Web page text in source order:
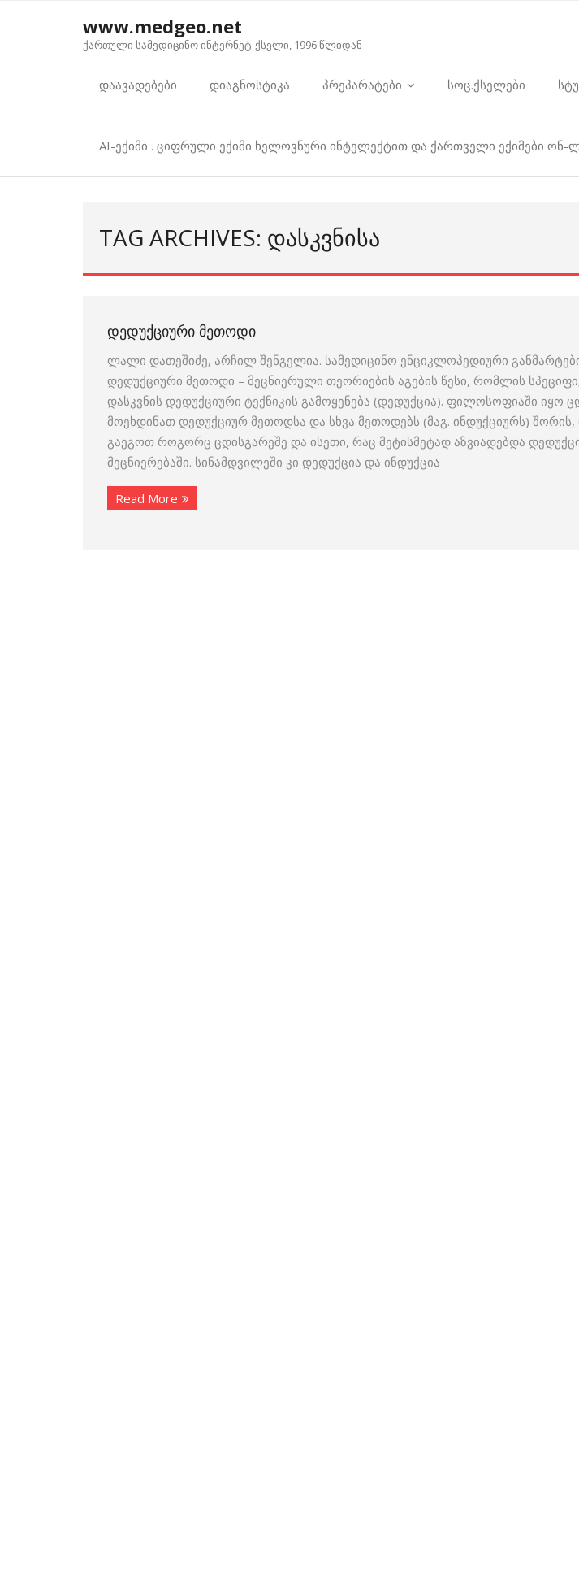
www.medgeo.net
ქართული სამედიცინო ინტერნეტ-ქსელი, 1996 წლიდან
დაავადებები დიაგნოსტიკა პრეპარატები სოც.ქსელები
AI-ექიმი . ციფრული ექიმი ხელოვნური ინტელექტით და ქართველი ექიმები ონ-
TAG ARCHIVES: ᲓᲐᲡᲙᲕᲜᲘᲡᲐ
ᲓᲔᲓᲣᲥᲪᲘᲣᲠᲘ ᲛᲔᲗᲝᲓᲘ
ლალი დათეშიძე, არჩილ შენგელია. სამედიცინო ენციკლოპედიური
დედუქციური მეთოდი – მეცნიერული თეორიების აგების წესი, რომლის
დასკვნის დედუქციური ტექნიკის გამოყენება (დედუქცია). ფილოსოფიაში იყო
მოეხდინათ დედუქციურ მეთოდსა და სხვა მეთოდებს (მაგ. ინდუქციურს) შორის,
გაეგოთ როგორც ცდისგარეშე და ისეთი, რაც მეტისმეტად აზვიადებდა
მეცნიერებაში. სინამდვილეში კი დედუქცია და ინდუქცია
Read More